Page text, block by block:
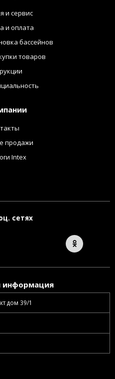
и сервис
и оплата
бассейнов
товаров
продажи
Intex
сетях
информация
дом 39/1